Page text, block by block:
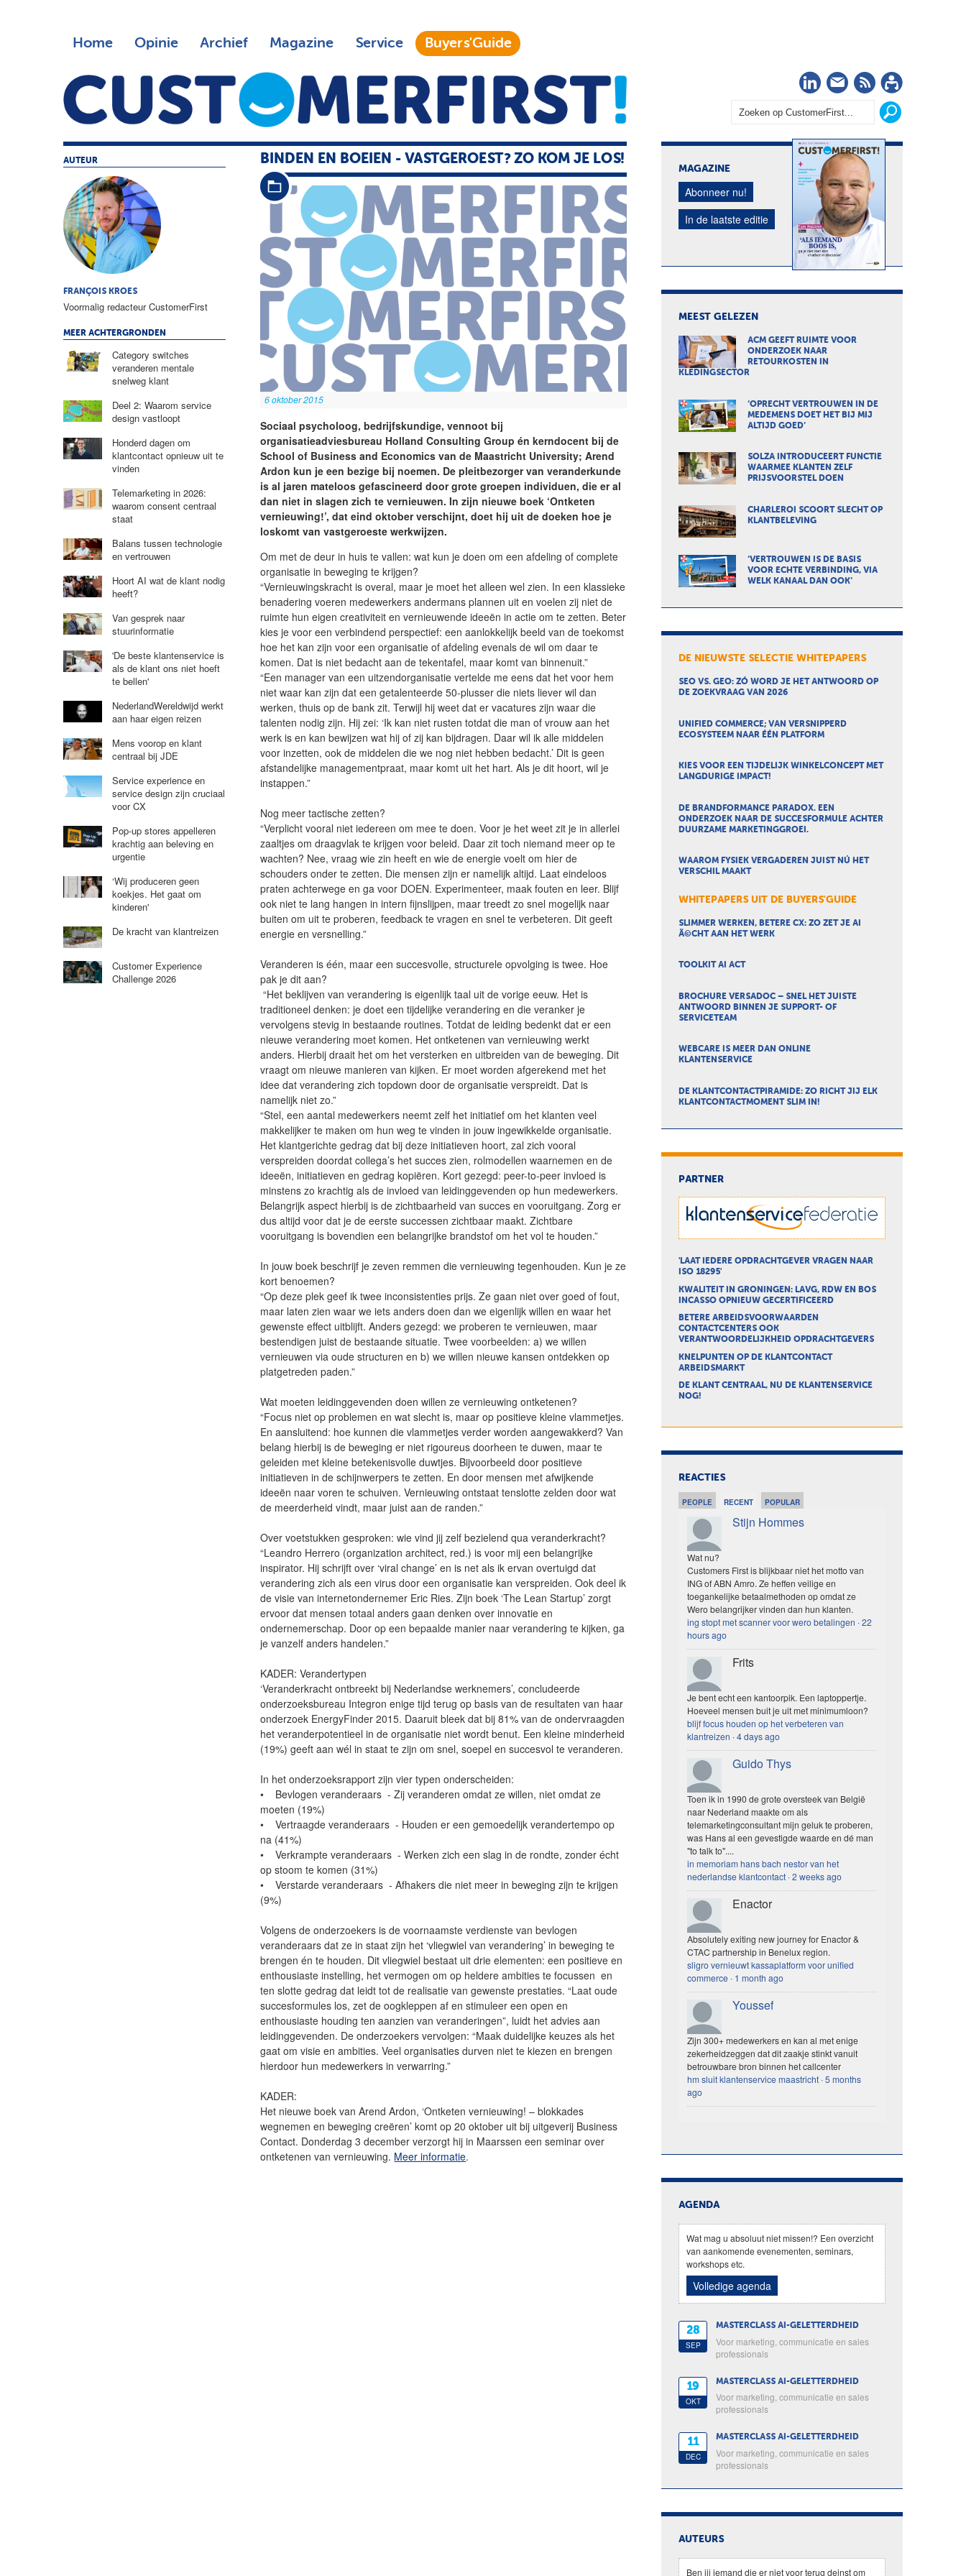
Home Opinie Archief Magazine Service Buyers'Guide
LinkedIn
Nieuwsbrief
RSS
BINDEN EN BOEIEN - VASTGEROEST? ZO KOM JE LOS!
6 oktober 2015
Sociaal psycholoog, bedrijfskundige, vennoot bij
organisatieadviesbureau Holland Consulting Group én kerndocent bij de
School of Business and Economics van de Maastricht University; Arend
Ardon kun je een bezige bij noemen. De pleitbezorger van veranderkunde
is al jaren mateloos gefascineerd door grote groepen individuen, die er al
dan niet in slagen zich te vernieuwen. In zijn nieuwe boek ‘Ontketen
vernieuwing!’, dat eind oktober verschijnt, doet hij uit de doeken hoe je
loskomt van vastgeroeste werkwijzen.
Om met de deur in huis te vallen: wat kun je doen om een afdeling of complete
organisatie in beweging te krijgen?
“Vernieuwingskracht is overal, maar je moet het alleen wel zien. In een klassieke
benadering voeren medewerkers andermans plannen uit en voelen zij niet de
ruimte hun eigen creativiteit en vernieuwende ideeën in actie om te zetten. Beter
kies je voor een verbindend perspectief: een aanlokkelijk beeld van de toekomst
hoe het kan zijn voor een organisatie of afdeling evenals de wil om daar te
komen. Dat is niet bedacht aan de tekentafel, maar komt van binnenuit.”
“Een manager van een uitzendorganisatie vertelde me eens dat het voor hem
niet waar kan zijn dat een getalenteerde 50-plusser die niets liever wil dan
werken, thuis op de bank zit. Terwijl hij weet dat er vacatures zijn waar die
talenten nodig zijn. Hij zei: ‘Ik kan niet rusten totdat die man of vrouw aan het
werk is en kan bewijzen wat hij of zij kan bijdragen. Daar wil ik alle middelen
voor inzetten, ook de middelen die we nog niet hebben bedacht.’ Dit is geen
afstandelijke managementpraat, maar komt uit het hart. Als je dit hoort, wil je
instappen.”
Nog meer tactische zetten?
“Verplicht vooral niet iedereen om mee te doen. Voor je het weet zit je in allerlei
zaaltjes om draagvlak te krijgen voor beleid. Daar zit toch niemand meer op te
wachten? Nee, vraag wie zin heeft en wie de energie voelt om hier de
schouders onder te zetten. Die mensen zijn er namelijk altijd. Laat eindeloos
praten achterwege en ga voor DOEN. Experimenteer, maak fouten en leer. Blijf
ook niet te lang hangen in intern fijnslijpen, maar treedt zo snel mogelijk naar
buiten om uit te proberen, feedback te vragen en snel te verbeteren. Dit geeft
energie en versnelling.”
Veranderen is één, maar een succesvolle, structurele opvolging is twee. Hoe
pak je dit aan?
“Het beklijven van verandering is eigenlijk taal uit de vorige eeuw. Het is
traditioneel denken: je doet een tijdelijke verandering en die veranker je
vervolgens stevig in bestaande routines. Totdat de leiding bedenkt dat er een
nieuwe verandering moet komen. Het ontketenen van vernieuwing werkt
anders. Hierbij draait het om het versterken en uitbreiden van de beweging. Dit
vraagt om nieuwe manieren van kijken. Er moet worden afgerekend met het
idee dat verandering zich topdown door de organisatie verspreidt. Dat is
namelijk niet zo.”
“Stel, een aantal medewerkers neemt zelf het initiatief om het klanten veel
makkelijker te maken om hun weg te vinden in jouw ingewikkelde organisatie.
Het klantgerichte gedrag dat bij deze initiatieven hoort, zal zich vooral
verspreiden doordat collega’s het succes zien, rolmodellen waarnemen en de
ideeën, initiatieven en gedrag kopiëren. Kort gezegd: peer-to-peer invloed is
minstens zo krachtig als de invloed van leidinggevenden op hun medewerkers.
Belangrijk aspect hierbij is de zichtbaarheid van succes en vooruitgang. Zorg er
dus altijd voor dat je de eerste successen zichtbaar maakt. Zichtbare
vooruitgang is bovendien een belangrijke brandstof om het vol te houden.”
In jouw boek beschrijf je zeven remmen die vernieuwing tegenhouden. Kun je ze
kort benoemen?
“Op deze plek geef ik twee inconsistenties prijs. Ze gaan niet over goed of fout,
maar laten zien waar we iets anders doen dan we eigenlijk willen en waar het
gewenste effect uitblijft. Anders gezegd: we proberen te vernieuwen, maar
bestendigen juist de bestaande situatie. Twee voorbeelden: a) we willen
vernieuwen via oude structuren en b) we willen nieuwe kansen ontdekken op
platgetreden paden.”
Wat moeten leidinggevenden doen willen ze vernieuwing ontketenen?
“Focus niet op problemen en wat slecht is, maar op positieve kleine vlammetjes.
En aansluitend: hoe kunnen die vlammetjes verder worden aangewakkerd? Van
belang hierbij is de beweging er niet rigoureus doorheen te duwen, maar te
geleiden met kleine betekenisvolle duwtjes. Bijvoorbeeld door positieve
initiatieven in de schijnwerpers te zetten. En door mensen met afwijkende
ideeën naar voren te schuiven. Vernieuwing ontstaat tenslotte zelden door wat
de meerderheid vindt, maar juist aan de randen.”
Over voetstukken gesproken: wie vind jij zelf bezielend qua veranderkracht?
“Leandro Herrero (organization architect, red.) is voor mij een belangrijke
inspirator. Hij schrijft over ‘viral change’ en is net als ik ervan overtuigd dat
verandering zich als een virus door een organisatie kan verspreiden. Ook deel ik
de visie van internetondernemer Eric Ries. Zijn boek ‘The Lean Startup’ zorgt
ervoor dat mensen totaal anders gaan denken over innovatie en
ondernemerschap. Door op een bepaalde manier naar verandering te kijken, ga
je vanzelf anders handelen.”
KADER: Verandertypen
‘Veranderkracht ontbreekt bij Nederlandse werknemers’, concludeerde
onderzoeksbureau Integron enige tijd terug op basis van de resultaten van haar
onderzoek EnergyFinder 2015. Daaruit bleek dat bij 81% van de ondervraagden
het veranderpotentieel in de organisatie niet wordt benut. Een kleine minderheid
(19%) geeft aan wél in staat te zijn om snel, soepel en succesvol te veranderen.
In het onderzoeksrapport zijn vier typen onderscheiden:
• Bevlogen veranderaars - Zij veranderen omdat ze willen, niet omdat ze
moeten (19%)
• Vertraagde veranderaars - Houden er een gemoedelijk verandertempo op
na (41%)
• Verkrampte veranderaars - Werken zich een slag in de rondte, zonder écht
op stoom te komen (31%)
• Verstarde veranderaars - Afhakers die niet meer in beweging zijn te krijgen
(9%)
Volgens de onderzoekers is de voornaamste verdienste van bevlogen
veranderaars dat ze in staat zijn het ‘vliegwiel van verandering’ in beweging te
brengen én te houden. Dit vliegwiel bestaat uit drie elementen: een positieve en
enthousiaste instelling, het vermogen om op heldere ambities te focussen en
ten slotte gedrag dat leidt tot de realisatie van gewenste prestaties. “Laat oude
succesformules los, zet de oogkleppen af en stimuleer een open en
enthousiaste houding ten aanzien van veranderingen”, luidt het advies aan
leidinggevenden. De onderzoekers vervolgen: “Maak duidelijke keuzes als het
gaat om visie en ambities. Veel organisaties durven niet te kiezen en brengen
hierdoor hun medewerkers in verwarring.”
KADER:
Het nieuwe boek van Arend Ardon, ‘Ontketen vernieuwing! – blokkades
wegnemen en beweging creëren’ komt op 20 oktober uit bij uitgeverij Business
Contact. Donderdag 3 december verzorgt hij in Maarssen een seminar over
ontketenen van vernieuwing. Meer informatie.
AUTEUR
FRANÇOIS KROES
Voormalig redacteur CustomerFirst
MEER ACHTERGRONDEN
Category switches
veranderen mentale
snelweg klant
Deel 2: Waarom service
design vastloopt
Honderd dagen om
klantcontact opnieuw uit te
vinden
Telemarketing in 2026:
waarom consent centraal
staat
Balans tussen technologie
en vertrouwen
Hoort AI wat de klant nodig
heeft?
Van gesprek naar
stuurinformatie
'De beste klantenservice is
als de klant ons niet hoeft
te bellen'
NederlandWereldwijd werkt
aan haar eigen reizen
Mens voorop en klant
centraal bij JDE
Service experience en
service design zijn cruciaal
voor CX
Pop-up stores appelleren
krachtig aan beleving en
urgentie
‘Wij produceren geen
koekjes. Het gaat om
kinderen'
De kracht van klantreizen
Customer Experience
Challenge 2026
MAGAZINE
Abonneer nu!
In de laatste editie
MEEST GELEZEN
ACM GEEFT RUIMTE VOOR
ONDERZOEK NAAR
RETOURKOSTEN IN
KLEDINGSECTOR
‘OPRECHT VERTROUWEN IN DE
MEDEMENS DOET HET BIJ MIJ
ALTIJD GOED’
SOLZA INTRODUCEERT FUNCTIE
WAARMEE KLANTEN ZELF
PRIJSVOORSTEL DOEN
CHARLEROI SCOORT SLECHT OP
KLANTBELEVING
‘VERTROUWEN IS DE BASIS
VOOR ECHTE VERBINDING, VIA
WELK KANAAL DAN OOK’
DE NIEUWSTE SELECTIE WHITEPAPERS
SEO VS. GEO: ZÓ WORD JE HET ANTWOORD OP
DE ZOEKVRAAG VAN 2026
UNIFIED COMMERCE; VAN VERSNIPPERD
ECOSYSTEEM NAAR ÉÉN PLATFORM
KIES VOOR EEN TIJDELIJK WINKELCONCEPT MET
LANGDURIGE IMPACT!
DE BRANDFORMANCE PARADOX. EEN
ONDERZOEK NAAR DE SUCCESFORMULE ACHTER
DUURZAME MARKETINGGROEI.
WAAROM FYSIEK VERGADEREN JUIST NÚ HET
VERSCHIL MAAKT
WHITEPAPERS UIT DE BUYERS'GUIDE
SLIMMER WERKEN, BETERE CX: ZO ZET JE AI
Ã©CHT AAN HET WERK
TOOLKIT AI ACT
BROCHURE VERSADOC – SNEL HET JUISTE
ANTWOORD BINNEN JE SUPPORT- OF
SERVICETEAM
WEBCARE IS MEER DAN ONLINE
KLANTENSERVICE
DE KLANTCONTACTPIRAMIDE: ZO RICHT JIJ ELK
KLANTCONTACTMOMENT SLIM IN!
PARTNER
'LAAT IEDERE OPDRACHTGEVER VRAGEN NAAR
ISO 18295'
KWALITEIT IN GRONINGEN: LAVG, RDW EN BOS
INCASSO OPNIEUW GECERTIFICEERD
BETERE ARBEIDSVOORWAARDEN
CONTACTCENTERS OOK
VERANTWOORDELIJKHEID OPDRACHTGEVERS
KNELPUNTEN OP DE KLANTCONTACT
ARBEIDSMARKT
DE KLANT CENTRAAL, NU DE KLANTENSERVICE
NOG!
REACTIES
PEOPLE RECENT POPULAR
Stijn Hommes
Wat nu?
Customers First is blijkbaar niet het motto van
ING of ABN Amro. Ze heffen veilige en
toegankelijke betaalmethoden op omdat ze
Wero belangrijker vinden dan hun klanten.
ing stopt met scanner voor wero betalingen ·22
hours ago
Frits
Je bent echt een kantoorpik. Een laptoppertje.
Hoeveel mensen buit je uit met minimumloon?
blijf focus houden op het verbeteren van
klantreizen ·4 days ago
Guido Thys
Toen ik in 1990 de grote oversteek van België
naar Nederland maakte om als
telemarketingconsultant mijn geluk te proberen,
was Hans al een gevestigde waarde en dé man
"to talk to"....
in memoriam hans bach nestor van het
nederlandse klantcontact ·2 weeks ago
Enactor
Absolutely exiting new journey for Enactor &
CTAC partnership in Benelux region.
sligro vernieuwt kassaplatform voor unified
commerce · 1 month ago
Youssef
Zijn 300+ medewerkers en kan al met enige
zekerheidzeggen dat dit zaakje stinkt vanuit
betrouwbare bron binnen het callcenter
hm sluit klantenservice maastricht ·5 months
ago
AGENDA
Wat mag u absoluut niet missen!? Een overzicht
van aankomende evenementen, seminars,
workshops etc.
Volledige agenda
28
SEP
MASTERCLASS AI-GELETTERDHEID
Voor marketing, communicatie en sales
professionals
19
OKT
MASTERCLASS AI-GELETTERDHEID
Voor marketing, communicatie en sales
professionals
11
DEC
MASTERCLASS AI-GELETTERDHEID
Voor marketing, communicatie en sales
professionals
AUTEURS
Ben jij iemand die er niet voor terug deinst om